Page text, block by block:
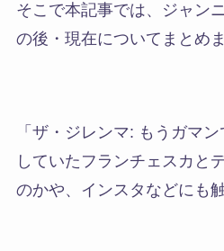
そこで本記事では、ジャン
の後・現在についてまとめま
「ザ・ジレンマ: もうガマ
していたフランチェスカと
のかや、インスタなどにも